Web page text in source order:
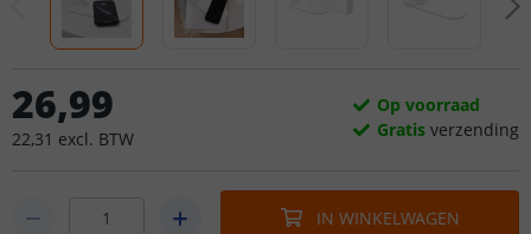
26,99
22,31 excl. BTW
Op voorraad
Gratis verzending
IN WINKELWAGEN